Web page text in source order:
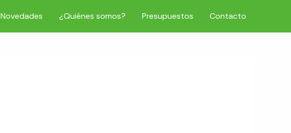
Novedades ¿Quiénes somos? Presupuestos Contacto